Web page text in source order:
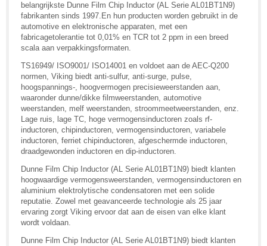
belangrijkste Dunne Film Chip Inductor (AL Serie AL01BT1N9)
fabrikanten sinds 1997.En hun producten worden gebruikt in de
automotive en elektronische apparaten, met een
fabricagetolerantie tot 0,01% en TCR tot 2 ppm in een breed
scala aan verpakkingsformaten.
TS16949/ ISO9001/ ISO14001 en voldoet aan de AEC-Q200
normen, Viking biedt anti-sulfur, anti-surge, pulse,
hoogspannings-, hoogvermogen precisieweerstanden aan,
waaronder dunne/dikke filmweerstanden, automotive
weerstanden, melf weerstanden, stroommeetweerstanden, enz.
Lage ruis, lage TC, hoge vermogensinductoren zoals rf-
inductoren, chipinductoren, vermogensinductoren, variabele
inductoren, ferriet chipinductoren, afgeschermde inductoren,
draadgewonden inductoren en dip-inductoren.
Dunne Film Chip Inductor (AL Serie AL01BT1N9) biedt klanten
hoogwaardige vermogensweerstanden, vermogensinductoren en
aluminium elektrolytische condensatoren met een solide
reputatie. Zowel met geavanceerde technologie als 25 jaar
ervaring zorgt Viking ervoor dat aan de eisen van elke klant
wordt voldaan.
Dunne Film Chip Inductor (AL Serie AL01BT1N9) biedt klanten